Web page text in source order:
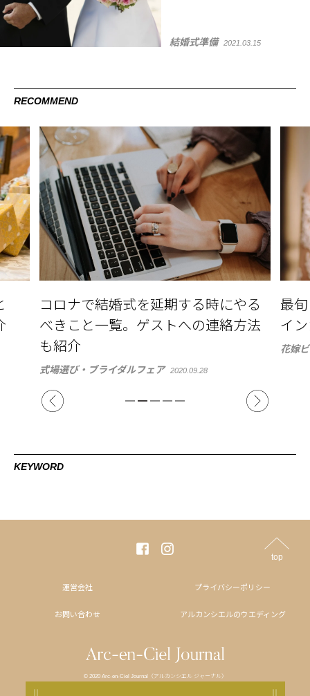
結婚式準備 2021.03.15
RECOMMEND
コロナで結婚式を延期する時にやる
べきこと一覧。ゲストへの連絡方法
も紹介
式場選び・ブライダルフェア 2020.09.28
最
イ
花嫁
KEYWORD
top
運営会社 プライバシーポリシー
お問い合わせ アルカンシエルのウエディング
© 2020 Arc-en-Ciel Journal（アルカンシエル ジャーナル）